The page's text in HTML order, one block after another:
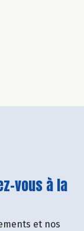
vous à la
et nos